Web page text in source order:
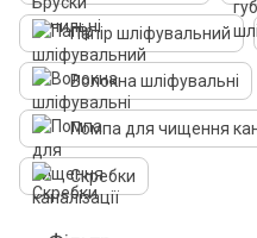
Папір шліфувальний
Волокна шліфувальні
Помпа для чищення
Скребки